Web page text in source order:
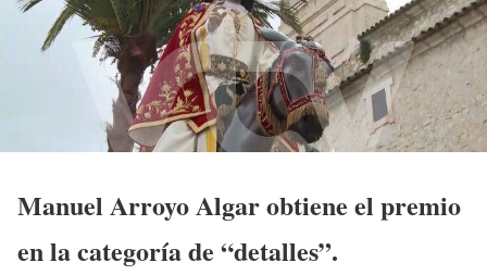
Manuel Arroyo Algar obtiene el premio
en la categoría de “detalles”.